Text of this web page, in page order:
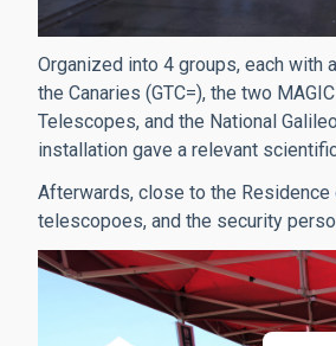
Organized into 4 groups, each with
the Canaries (GTC=), the two
Telescopes, and the National
installation gave a relevant
Afterwards, close to the
telescopoes, and the security